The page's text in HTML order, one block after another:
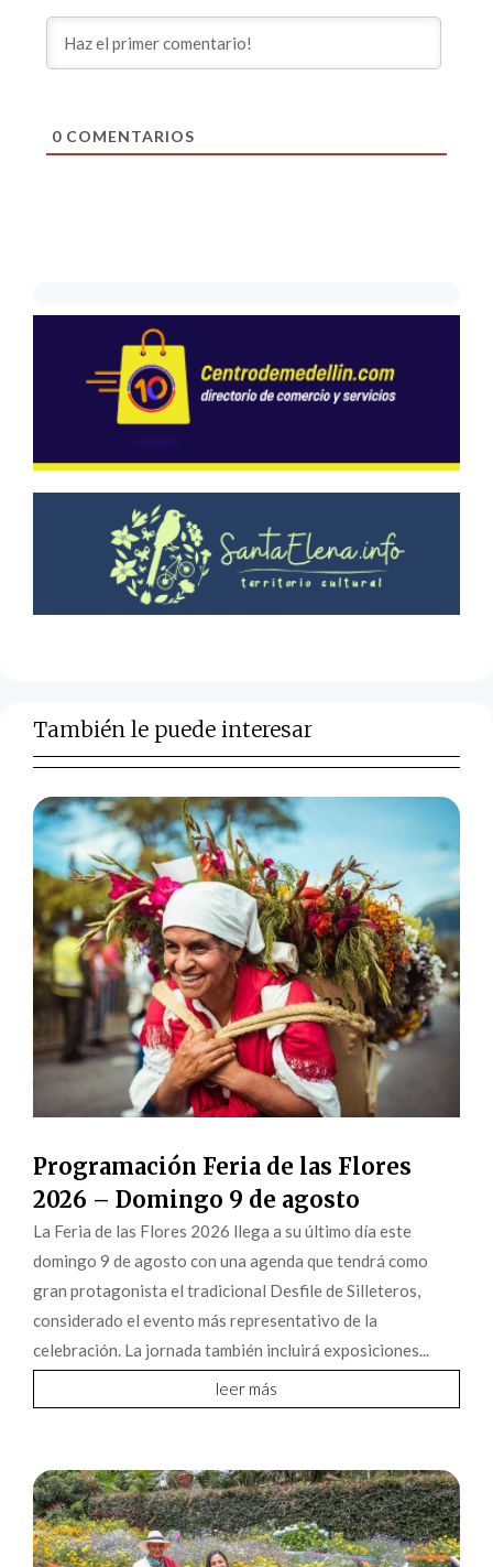
0COMENTARIOS
También le puede interesar
Programación Feria de las Flores
2026 – Domingo 9 de agosto
La Feria de las Flores 2026 llega a su último día este
domingo 9 de agosto con una agenda que tendrá como
gran protagonista el tradicional Desfile de Silleteros,
considerado el evento más representativo de la
celebración. La jornada también incluirá exposiciones...
leer más